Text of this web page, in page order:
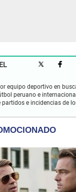
equipo deportivo en
peruano e
partidos e incidencias de